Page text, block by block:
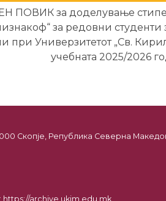
ПОВИК за доделување
за редовни
при Универзитетот „Св.
учебната 2025/2026
Скопје, Република Северна
https://archive.ukim.edu.mk